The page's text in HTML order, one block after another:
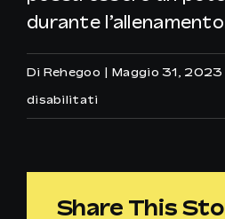
durante
Di Rehegoo | Maggio 31, 2023
disabilitati
Share This